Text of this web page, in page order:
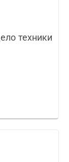
техники